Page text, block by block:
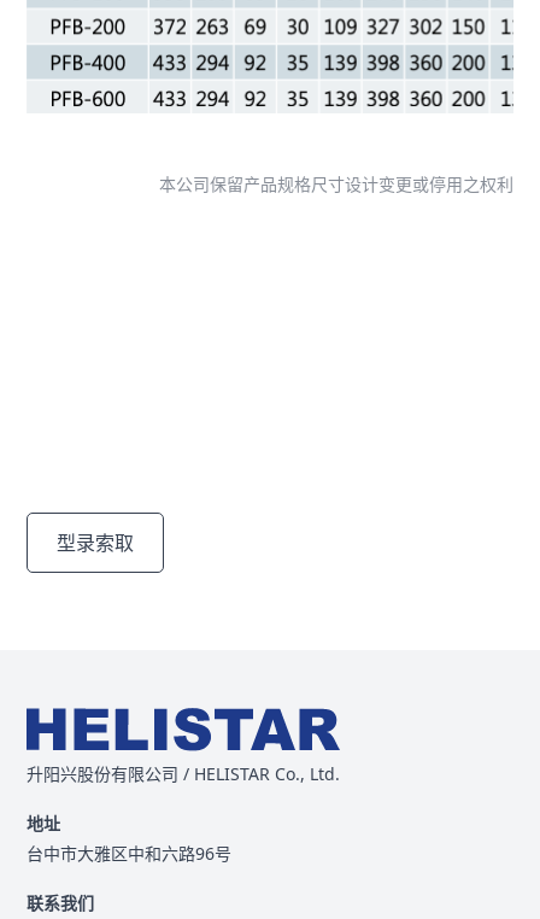
本公司保留产品规格尺寸设计变更或停用之权利
型录索取
升阳兴股份有限公司 / HELISTAR Co., Ltd.
地址
台中市大雅区中和六路96号
联系我们